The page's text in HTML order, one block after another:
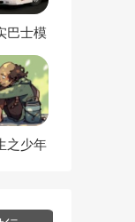
巴士模
之少年